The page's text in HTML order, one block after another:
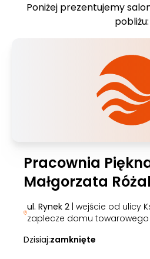
Poniżej prezentujemy
pobliżu:
Pracownia
Małgorzata
ul. Rynek 2| wejście od ulicy
zaplecze domu towarowego
Dzisiaj:zamknięte